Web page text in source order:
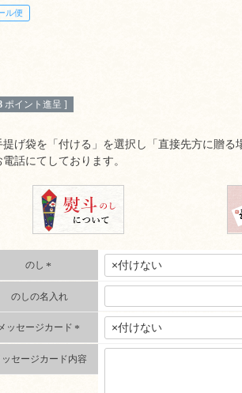
ル便
ポイント進呈 ]
げ袋を「付ける」を選択し「直接先方に贈る
電話にてしております。
のし
(
必
須
)
のしの名入れ
メッセージカード
(
必
須
ッセージカード内容